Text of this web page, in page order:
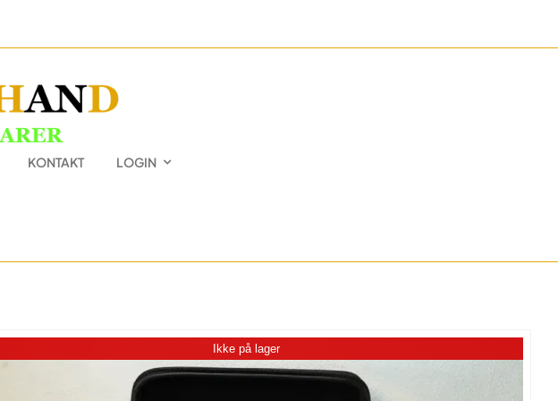
KONTAKT LOGIN
Ikke på lager